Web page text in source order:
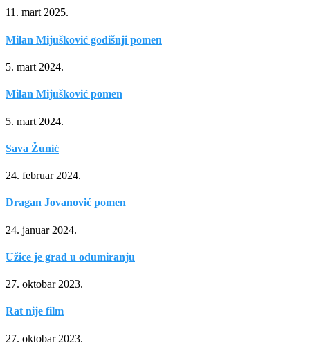
11. mart 2025.
Milan Mijušković godišnji pomen
5. mart 2024.
Milan Mijušković pomen
5. mart 2024.
Sava Žunić
24. februar 2024.
Dragan Jovanović pomen
24. januar 2024.
Užice je grad u odumiranju
27. oktobar 2023.
Rat nije film
27. oktobar 2023.